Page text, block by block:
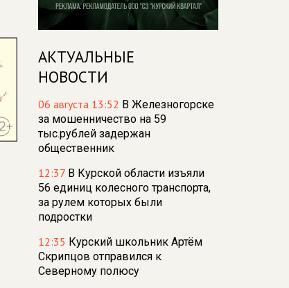
АКТУАЛЬНЫЕ
НОВОСТИ
06 августа 13:52 В Железногорске
за мошенничество на 59
тыс.рублей задержан
общественник
12:37 В Курской области изъяли
56 единиц колесного транспорта,
за рулем которых были
подростки
12:35 Курский школьник Артём
Скрипцов отправился к
Северному полюсу